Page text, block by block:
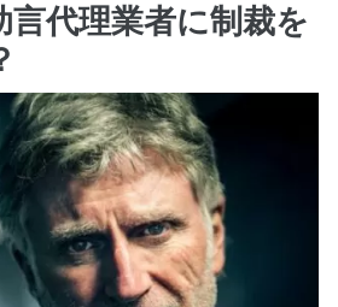
言代理業者に制裁を